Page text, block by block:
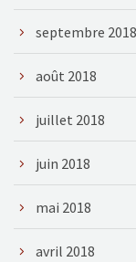
septembre 2018
août 2018
juillet 2018
juin 2018
mai 2018
avril 2018